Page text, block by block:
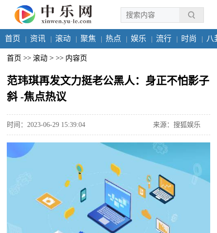
首页 资讯 滚动 聚焦 热点 娱乐 流行 时尚 八
首页 >> 滚动 > >> 内容页
范玮琪再发文力挺老公黑人：身正不怕影子
斜 -焦点热议
时间：2023-06-29 15:39:04 来源：搜狐娱乐